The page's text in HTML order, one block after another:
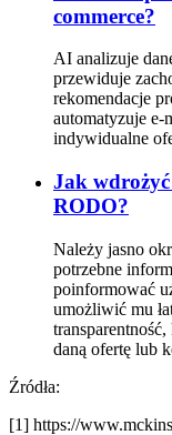
commerce?
AI analizuje
przewiduje
rekomendacje
automatyzuje
indywidualne
Jak
RODO?
Należy jasno
potrzebne
poinformować
umożliwić mu
daną ofertę lub
Źródła:
[1] https://